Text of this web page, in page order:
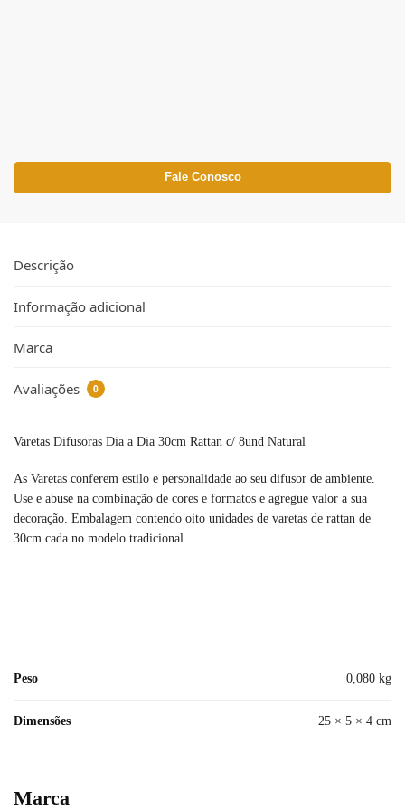
Fale Conosco
Descrição
Informação adicional
Marca
Avaliações 0
Varetas Difusoras Dia a Dia 30cm Rattan c/ 8und Natural
As Varetas conferem estilo e personalidade ao seu difusor de ambiente.
Use e abuse na combinação de cores e formatos e agregue valor a sua
decoração. Embalagem contendo oito unidades de varetas de rattan de
30cm cada no modelo tradicional.
Peso 0,080 kg
Dimensões 25 × 5 × 4 cm
Marca